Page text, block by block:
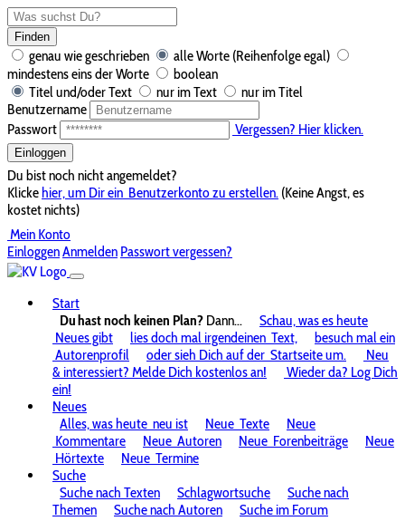
Finden
genau wie geschrieben
alle Worte (Reihenfolge egal)
mindestens eins der Worte
boolean
Titel und/oder Text
nur im Text
nur im Titel
Benutzername
Passwort
Vergessen? Hier klicken.
Einloggen
Du bist noch nicht angemeldet?
Klickehier, um Dir ein Benutzerkonto zu erstellen. (Keine Angst, es
kostet nichts)
Mein Konto
EinloggenAnmelden Passwort vergessen?
Start
Du hast noch keinen Plan? Dann...
Schau, was es heute
Neues gibt
lies doch mal irgendeinen Text,
besuch mal ein
Autorenprofil
oder sieh Dich auf der Startseite um.
Neu
& interessiert? Melde Dich kostenlos an!
Wieder da? Log Dich
ein!
Neues
Alles, was heute neu ist Neue Texte
Neue
Kommentare
Neue Autoren Neue Forenbeiträge
Neue
Hörtexte
Neue Termine
Suche
Suche nach Texten
Schlagwortsuche
Suche nach
Themen
Suche nach Autoren
Suche im Forum